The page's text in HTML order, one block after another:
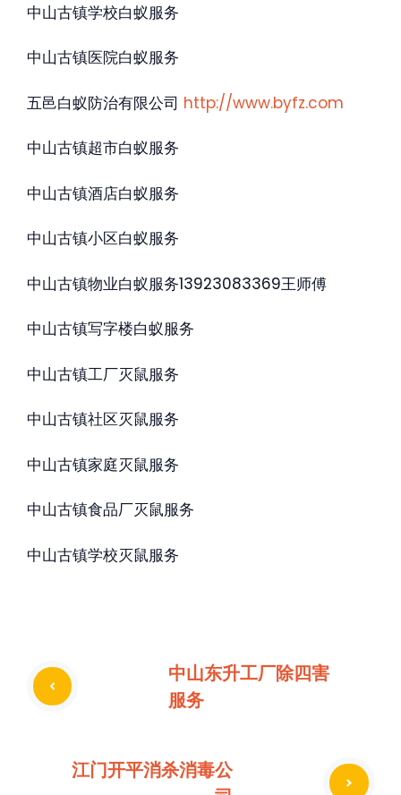
中山古镇学校白蚁服务
中山古镇医院白蚁服务
五邑白蚁防治有限公司 http://www.byfz.com
中山古镇超市白蚁服务
中山古镇酒店白蚁服务
中山古镇小区白蚁服务
中山古镇物业白蚁服务13923083369王师傅
中山古镇写字楼白蚁服务
中山古镇工厂灭鼠服务
中山古镇社区灭鼠服务
中山古镇家庭灭鼠服务
中山古镇食品厂灭鼠服务
中山古镇学校灭鼠服务
中山东升工厂除四害
服务
江门开平消杀消毒公